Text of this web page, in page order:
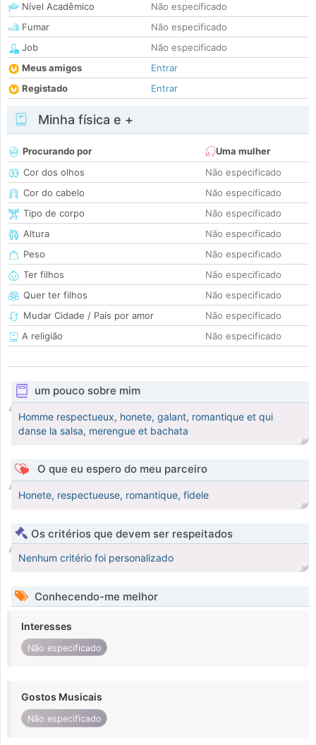
Nível Acadêmico
Não especificado
Fumar
Não especificado
Job
Não especificado
Meus amigos
Entrar
Registado
Entrar
Minha física e +
Procurando por
Uma mulher
Cor dos olhos
Não especificado
Cor do cabelo
Não especificado
Tipo de corpo
Não especificado
Altura
Não especificado
Peso
Não especificado
Ter filhos
Não especificado
Quer ter filhos
Não especificado
Mudar Cidade / País por amor
Não especificado
A religião
Não especificado
um pouco sobre mim
Homme respectueux, honete, galant, romantique et qui
danse la salsa, merengue et bachata
O que eu espero do meu parceiro
Honete, respectueuse, romantique, fidele
Os critérios que devem ser respeitados
Nenhum critério foi personalizado
Conhecendo-me melhor
Interesses
Não especificado
Gostos Musicais
Não especificado